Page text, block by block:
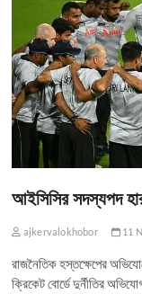
আইসিসির সদস্যপদ
ajkervalokhobor 11
রাজনৈতিক হস্তক্ষেপের
ক্রিকেট বোর্ডে দুর্নীতির